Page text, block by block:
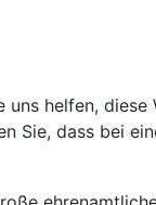
helfen,
Sie, dass bei